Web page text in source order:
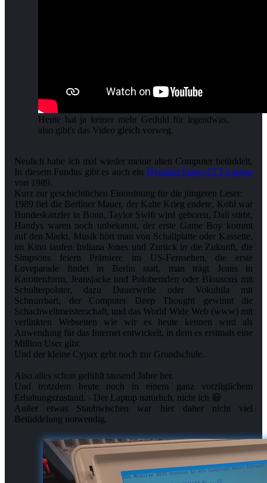
Heute hat ja keiner mehr Geduld für irgendwas,
also gibt's das Video gleich vorweg.
Neulich habe ich mal wieder meine alten Computer betüddelt.
In diesem Fundus gibt es auch ein Hyundai Super-LT3-Laptop
von 1989.
Kurz zur geschichtlichen Einordnung für die jüngeren Leser:
1989 fiel die Berliner Mauer, der Kalte Krieg endete, Kohl war
Bundeskanzler in Bonn, Taylor Swift wird geboren, Dali stirbt,
Handys waren noch unbekannt, der erste Game Boy kommt
auf den Markt, Musik hört man von Schallplatte oder Kassette,
im Kino laufen Indiana Jones und Zurück in die Zukunft, die
Simpsons feiern Prämiere im US-Fernsehen, die erste
Loveparade findet in Berlin statt, man trägt Jeans in
Karottenform, Jeansjacke und Polohemden oder Blousons mit
Schulterpolster, dazu Dauerwelle oder Vokuhila mit
Schnurrbart, der Computer Deep Thought gewinnt die
Schachweltmeisterschaft, und das World Wide Web (www) mit
verlinkten Webseiten wie wir es heute kennen wird als
Anwendung für das Internet entwickelt, in dem es erstmals eine
Million User gibt.
Und der kleine Cypax geht noch zur Grundschule.
Also alles schon gefühlt tausend Jahre her.
Und trotzdem heute noch in einem ganz vorzüglichem
Erhaltungszustand. - Der Laptop natürlich, nicht ich 😆
Außer etwas Staubwischen war hier daher nicht viel